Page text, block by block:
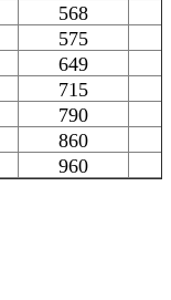
568
575
649
715
790
860
960